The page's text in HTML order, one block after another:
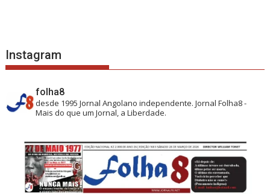
Instagram
folha8
desde 1995 Jornal Angolano independente.Jornal Folha8 -
Mais do que um Jornal, a Liberdade.